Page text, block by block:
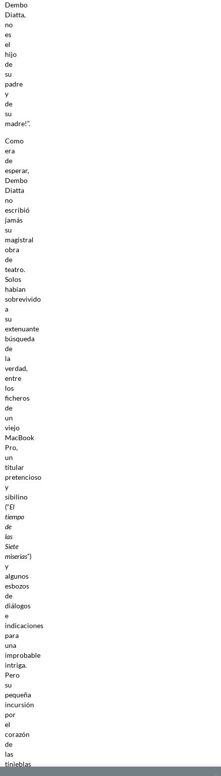
Dembo
Diatta,
no
es
el
hijo
de
su
padre
y
de
su
madre!”.
Como
era
de
esperar,
Dembo
Diatta
no
escribió
jamás
su
magistral
obra
de
teatro.
Solos
habían
sobrevivido
a
su
extenuante
búsqueda
de
la
verdad,
entre
los
ficheros
de
un
viejo
MacBook
Pro,
un
titular
pretencioso
y
sibilino
(“El
tiempo
de
las
Siete
miserias”)
y
algunos
esbozos
de
diálogos
e
indicaciones
para
una
improbable
intriga.
Pero
su
pequeña
incursión
por
el
corazón
de
las
tinieblas